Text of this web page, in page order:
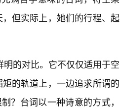
但实际上，她们的行程、起
明的对比。它不仅仅适用于空
的轨道上，一边追求所谓的
？台词以一种诗意的方式，